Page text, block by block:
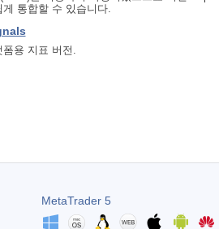
게 통합할 수 있습니다.
폼용 지표 버전.
MetaTrader 5